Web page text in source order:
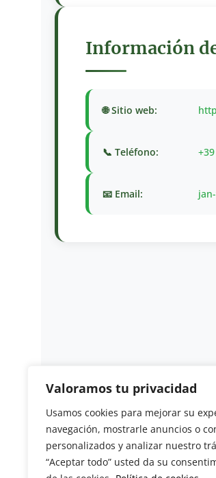
Valoramos tu privacidad
Usamos cookies para mejorar su
navegación, mostrarle anuncios o
personalizados y analizar nuestro
“Aceptar todo” usted da su
Información
🌐 Sitio web:
📞 Teléfono:
📧 Email:
Revista del Sector Hortofrutícola
C/ Presidente Cárdenas nº 10.
41013 Sevilla. ESPAÑA